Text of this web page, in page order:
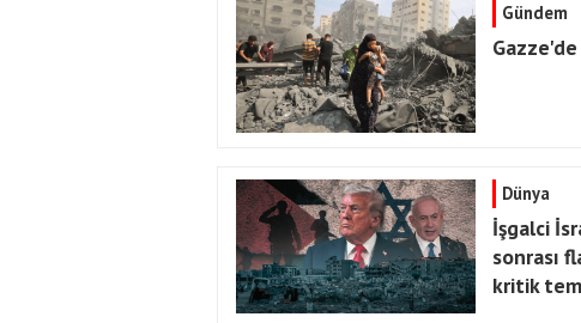
Gündem
Dünya
İşgalci
sonrası
kritik